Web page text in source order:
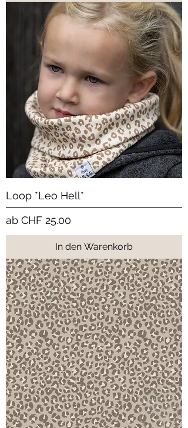
Loop *Leo Hell*
ab CHF 25.00
Sale-Preis
In den Warenkorb